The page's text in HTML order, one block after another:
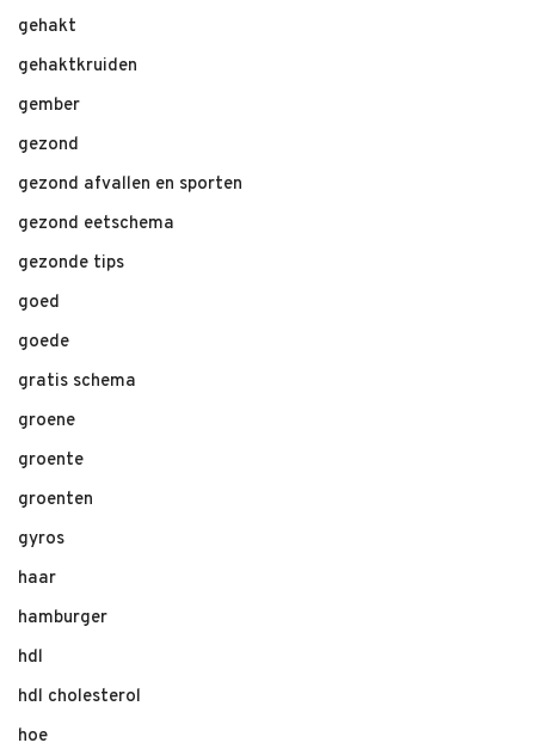
gehakt
gehaktkruiden
gember
gezond
gezond afvallen en sporten
gezond eetschema
gezonde tips
goed
goede
gratis schema
groene
groente
groenten
gyros
haar
hamburger
hdl
hdl cholesterol
hoe